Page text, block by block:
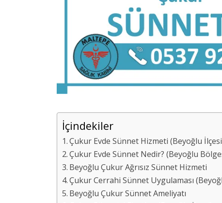
İçindekiler
Çukur Evde Sünnet Hizmeti (Beyoğlu
Çukur Evde Sünnet Nedir? (Beyoğlu
Beyoğlu Çukur Ağrısız Sünnet Hizmeti
Çukur Cerrahi Sünnet Uygulaması
Beyoğlu Çukur Sünnet Ameliyatı